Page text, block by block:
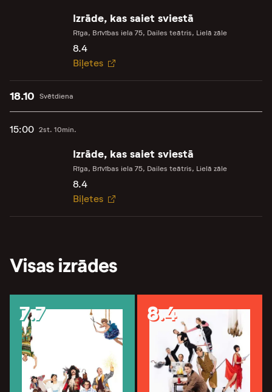
Izrāde, kas saiet sviestā
Rīga, Brīvības iela 75, Dailes teātris, Lielā zāle
8.4
Biļetes
Svētdiena
18.10
15:00 2st. 10min.
Izrāde, kas saiet sviestā
Rīga, Brīvības iela 75, Dailes teātris, Lielā zāle
8.4
Biļetes
Visas izrādes
7.7 8.4